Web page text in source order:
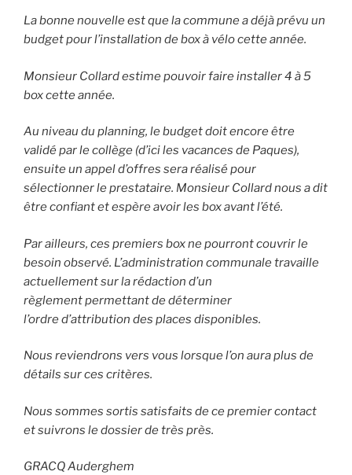
La bonne nouvelle est que la commune a déjà prévu un
budget pour l’installation de box à vélo cette année.
Monsieur Collard estime pouvoir faire installer 4 à 5
box cette année.
Au niveau du planning, le budget doit encore être
validé par le collège (d’ici les vacances de Paques),
ensuite un appel d’offres sera réalisé pour
sélectionner le prestataire. Monsieur Collard nous a dit
être confiant et espère avoir les box avant l’été.
Par ailleurs, ces premiers box ne pourront couvrir le
besoin observé. L’administration communale travaille
actuellement sur la rédaction d’un
règlement permettant de déterminer
l’ordre d’attribution des places disponibles.
Nous reviendrons vers vous lorsque l’on aura plus de
détails sur ces critères.
Nous sommes sortis satisfaits de ce premier contact
et suivrons le dossier de très près.
GRACQ Auderghem